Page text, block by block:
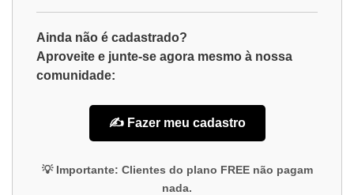
Ainda não é cadastrado?
Aproveite e junte-se agora mesmo à nossa
comunidade:
✍️ Fazer meu cadastro
💡 Importante: Clientes do plano FREEnão pagam
nada.